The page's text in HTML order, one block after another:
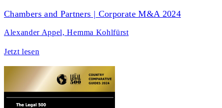
Chambers and Partners | Corporate M&A 2024
Alexander Appel, Hemma Kohlfürst
Jetzt lesen